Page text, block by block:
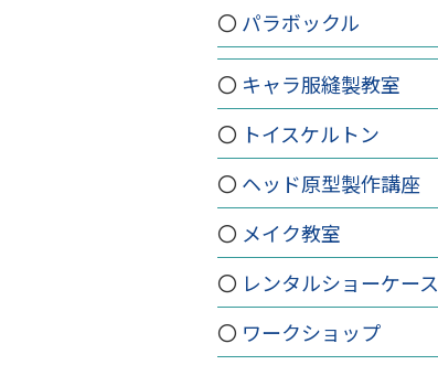
パラボックル
キャラ服縫製教室
トイスケルトン
ヘッド原型製作講座
メイク教室
レンタルショーケース
ワークショップ